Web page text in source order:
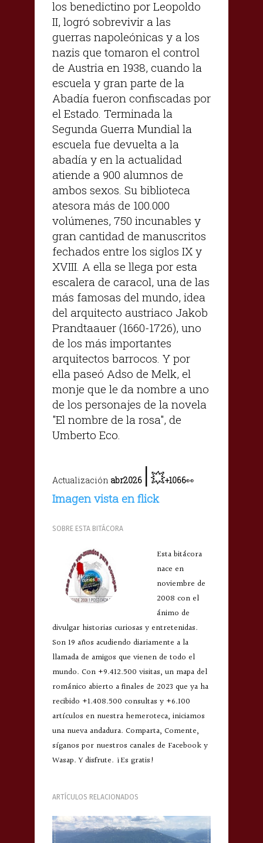
los benedictino por Leopoldo
II, logró sobrevivir a las
guerras napoleónicas y a los
nazis que tomaron el control
de Austria en 1938, cuando la
escuela y gran parte de la
Abadía fueron confiscadas por
el Estado. Terminada la
Segunda Guerra Mundial la
escuela fue devuelta a la
abadía y en la actualidad
atiende a 900 alumnos de
ambos sexos. Su biblioteca
atesora más de 100.000
volúmenes, 750 incunables y
gran cantidad de manuscritos
fechados entre los siglos IX y
XVIII. A ella se llega por esta
escalera de caracol, una de las
más famosas del mundo, idea
del arquitecto austriaco Jakob
Prandtaauer (1660-1726), uno
de los más importantes
arquitectos barrocos. Y por
ella paseó Adso de Melk, el
monje que le da nombre a uno
de los personajes de la novela
"El nombre de la rosa", de
Umberto Eco.
Actualización abr2026 |💥+1066👀
Imagen vista en flick
SOBRE ESTA BITÁCORA
Esta bitácora
nace en
noviembre de
2008 con el
ánimo de
divulgar historias curiosas y entretenidas.
Son 19 años acudiendo diariamente a la
llamada de amigos que vienen de todo el
mundo. Con +9.412.500 visitas, un mapa del
románico abierto a finales de 2023 que ya ha
recibido +1.408.500 consultas y +6.100
artículos en nuestra hemeroteca, iniciamos
una nueva andadura. Comparta, Comente,
síganos por nuestros canales de Facebook y
Wasap. Y disfrute. ¡Es gratis!
ARTÍCULOS RELACIONADOS